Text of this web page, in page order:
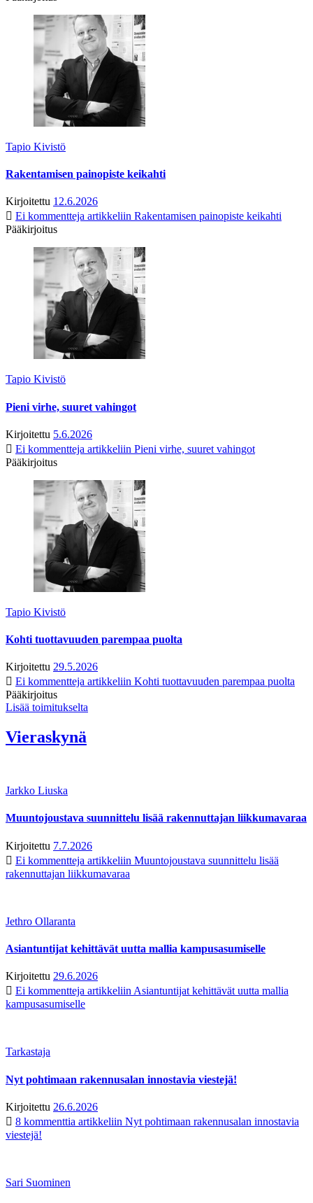
Tapio Kivistö
Rakentamisen painopiste keikahti
Kirjoitettu 12.6.2026
Ei kommentteja artikkeliin Rakentamisen painopiste keikahti
Pääkirjoitus
Tapio Kivistö
Pieni virhe, suuret vahingot
Kirjoitettu 5.6.2026
Ei kommentteja artikkeliin Pieni virhe, suuret vahingot
Pääkirjoitus
Tapio Kivistö
Kohti tuottavuuden parempaa puolta
Kirjoitettu 29.5.2026
Ei kommentteja artikkeliin Kohti tuottavuuden parempaa puolta
Pääkirjoitus
Lisää toimitukselta
Vieraskynä
Jarkko Liuska
Muuntojoustava suunnittelu lisää rakennuttajan liikkumavaraa
Kirjoitettu 7.7.2026
Ei kommentteja artikkeliin Muuntojoustava suunnittelu lisää
rakennuttajan liikkumavaraa
Jethro Ollaranta
Asiantuntijat kehittävät uutta mallia kampusasumiselle
Kirjoitettu 29.6.2026
Ei kommentteja artikkeliin Asiantuntijat kehittävät uutta mallia
kampusasumiselle
Tarkastaja
Nyt pohtimaan rakennusalan innostavia viestejä!
Kirjoitettu 26.6.2026
8 kommenttia artikkeliin Nyt pohtimaan rakennusalan innostavia
viestejä!
Sari Suominen